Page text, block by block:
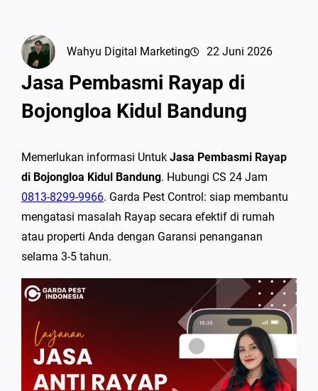
Wahyu Digital Marketing 22 Juni 2026
Jasa Pembasmi Rayap di
Bojongloa Kidul Bandung
Memerlukan informasi Untuk Jasa Pembasmi Rayap
di Bojongloa Kidul Bandung. Hubungi CS 24 Jam
0813-8299-9966. Garda Pest Control: siap membantu
mengatasi masalah Rayap secara efektif di rumah
atau properti Anda dengan Garansi penanganan
selama 3-5 tahun.